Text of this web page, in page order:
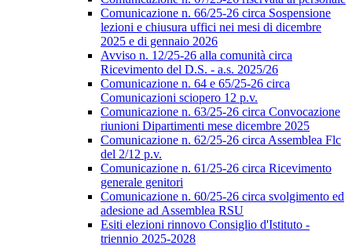
Comunicazione n. 66/25-26 circa Sospensione
lezioni e chiusura uffici nei mesi di dicembre
2025 e di gennaio 2026
Avviso n. 12/25-26 alla comunità circa
Ricevimento del D.S. - a.s. 2025/26
Comunicazione n. 64 e 65/25-26 circa
Comunicazioni sciopero 12 p.v.
Comunicazione n. 63/25-26 circa Convocazione
riunioni Dipartimenti mese dicembre 2025
Comunicazione n. 62/25-26 circa Assemblea Flc
del 2/12 p.v.
Comunicazione n. 61/25-26 circa Ricevimento
generale genitori
Comunicazione n. 60/25-26 circa svolgimento ed
adesione ad Assemblea RSU
Esiti elezioni rinnovo Consiglio d'Istituto -
triennio 2025-2028